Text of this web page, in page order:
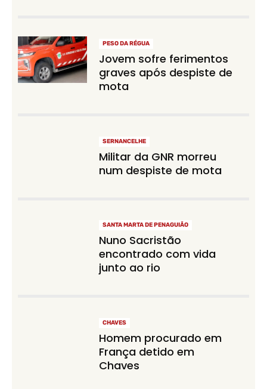
PESO DA RÉGUA
Jovem sofre ferimentos
graves após despiste de
mota
SERNANCELHE
Militar da GNR morreu
num despiste de mota
SANTA MARTA DE PENAGUIÃO
Nuno Sacristão
encontrado com vida
junto ao rio
CHAVES
Homem procurado em
França detido em
Chaves